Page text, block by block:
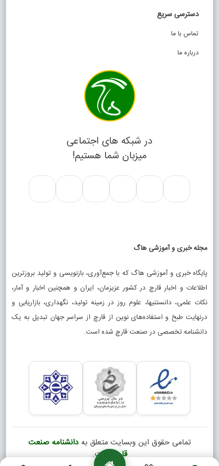
دسترسی سریع
تماس با ما
درباره ما
در شبکه های اجتماعی
میزبان شما هستیم!
مجله خبری و آموزشی هاگ
پایگاه خبری و آموزشی هاگ که با جمع‌آوری، بازنویسی و تولید بروزترین
اطلاعات و اخبار قارچ در کشور عزیزمان، ایران و همچنین اخبار و آمار،
نکات علمی، دانستنیها، علوم روز در زمینه تولید، نگهداری، بازاریابی و
درنهایت طبخ و استفاده‌های نوین از قارچ از سراسر جهان تبدیل به یک
دانشنامه تخصصی در صنعت قارچ شده است.
تمامی حقوق این وبسایت متعلق بهدانشنامه صنعت
قارچ است.